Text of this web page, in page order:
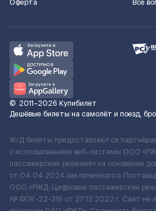
Оферта
Все
© 2011–2026 Купибилет
Дешёвые билеты на самолёт и поезд,
Ж/Д билеты предоставляются
с использованием веб-системы ООО
пассажирские решения» на основании
от 04.04.2024 заключенного с
ООО «РЖД-Цифровые пассажирские
№ ФПК-22-316 от 27.12.2022 г. Сайт не